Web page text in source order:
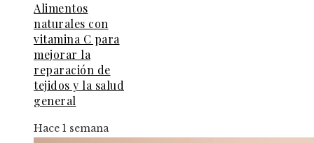
Alimentos
naturales con
vitamina C para
mejorar la
reparación de
tejidos y la salud
general
Hace 1 semana